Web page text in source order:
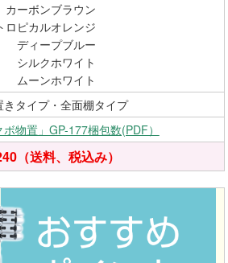
ーボンブラウン
ロピカルオレンジ
ィープブルー
ルクホワイト
ーンホワイト
きタイプ・全面棚タイプ
ボ物置」GP-177梱包数(PDF）
（送料、税込み）